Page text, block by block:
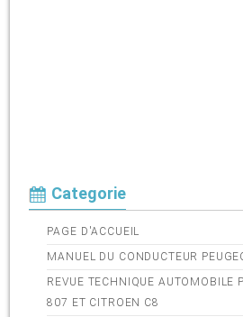
Categorie
PAGE D'ACCUEIL
MANUEL DU CONDUCTEUR
REVUE TECHNIQUE AUTOMOBILE
807 ET CITROEN C8